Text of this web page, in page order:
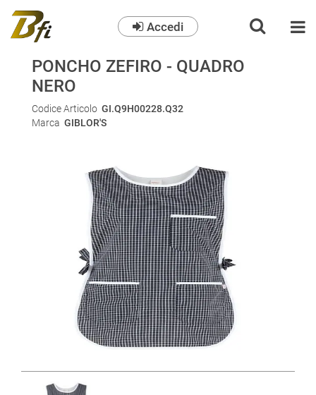
Accedi
PONCHO ZEFIRO - QUADRO
NERO
Codice Articolo GI.Q9H00228.Q32
Marca GIBLOR'S